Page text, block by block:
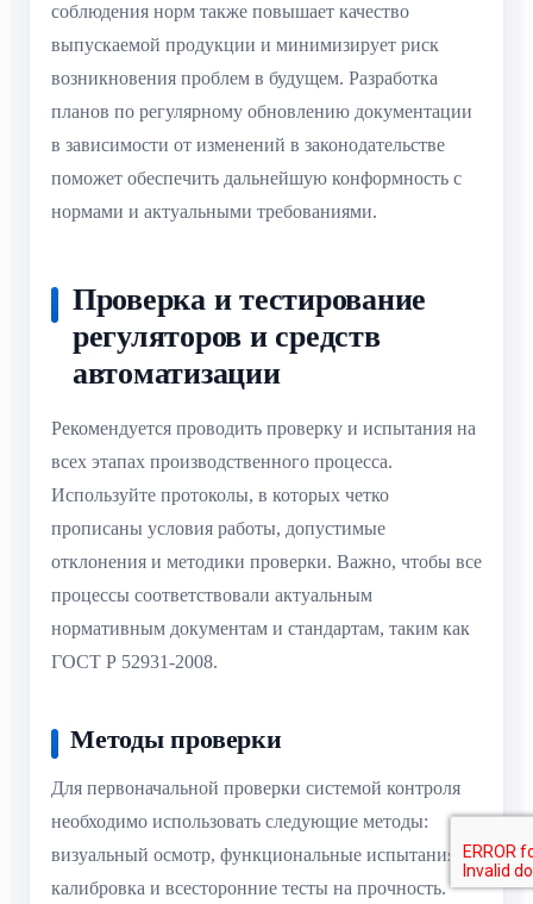
соблюдения норм также повышает качество
выпускаемой продукции и минимизирует риск
возникновения проблем в будущем. Разработка
планов по регулярному обновлению документации
в зависимости от изменений в законодательстве
поможет обеспечить дальнейшую конформность с
нормами и актуальными требованиями.
Проверка и тестирование
регуляторов и средств
автоматизации
Рекомендуется проводить проверку и испытания на
всех этапах производственного процесса.
Используйте протоколы, в которых четко
прописаны условия работы, допустимые
отклонения и методики проверки. Важно, чтобы все
процессы соответствовали актуальным
нормативным документам и стандартам, таким как
ГОСТ Р 52931-2008.
Методы проверки
Для первоначальной проверки системой контроля
необходимо использовать следующие методы:
визуальный осмотр, функциональные испытания,
калибровка и всесторонние тесты на прочность.